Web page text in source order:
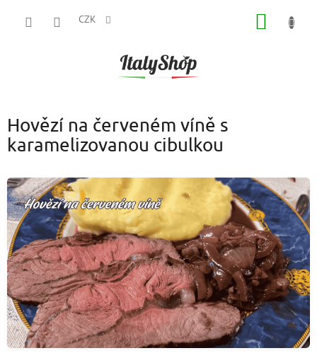
CZK
Hovězí na červeném víně s
karamelizovanou cibulkou